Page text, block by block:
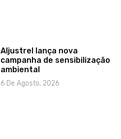
Aljustrel lança nova
campanha de sensibilização
ambiental
6 De Agosto, 2026